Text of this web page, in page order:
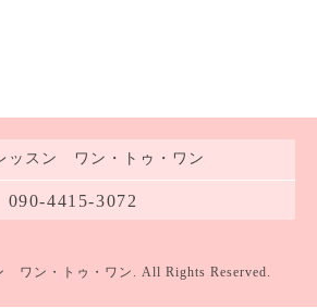
ッスン ワン・トゥ・ワン
090-4415-3072
ワン・トゥ・ワン . All Rights Reserved.